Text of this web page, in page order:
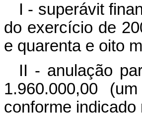
I - superávit
do exercício de
e quarenta e oito
II - anulação
1.960.000,00
conforme